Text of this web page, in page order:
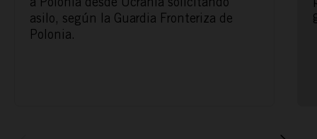
ACTÚA
asilo, según la Guardia Fronteriza de
Polonia.